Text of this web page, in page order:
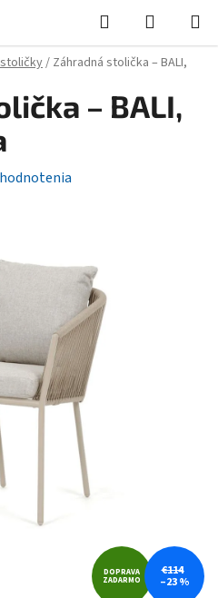
Hľadať
KOŠÍK
/ Záhradná stolička – BALI,
– BALI,
DOPRAVA
ZADARMO
€114
–23 %